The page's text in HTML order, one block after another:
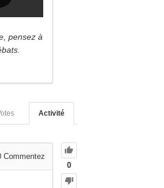
pensez à
Activité
0
Commentez